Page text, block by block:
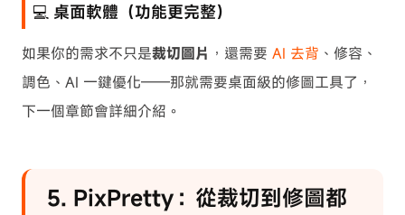
💻 桌面軟體（功能更完整）
如果你的需求不只是裁切圖片 ，還需要 AI 去背 、修容、
調色、AI 一鍵優化——那就需要桌面級的修圖工具了，
下一個章節會詳細介紹。
5. PixPretty：從裁切到修圖都